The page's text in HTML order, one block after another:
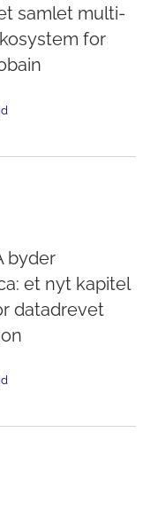
samlet multi-
for
byder
et nyt kapitel
datadrevet